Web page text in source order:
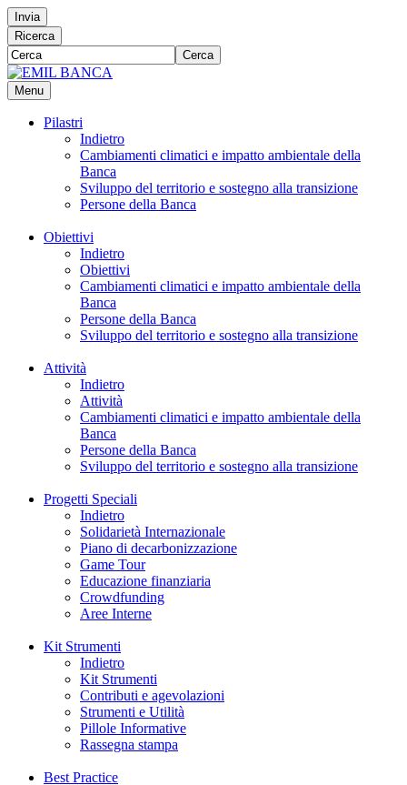
Invia
Ricerca
Cerca
Menu
Pilastri
Indietro
Cambiamenti climatici e impatto ambientale della
Banca
Sviluppo del territorio e sostegno alla transizione
Persone della Banca
Obiettivi
Indietro
Obiettivi
Cambiamenti climatici e impatto ambientale della
Banca
Persone della Banca
Sviluppo del territorio e sostegno alla transizione
Attività
Indietro
Attività
Cambiamenti climatici e impatto ambientale della
Banca
Persone della Banca
Sviluppo del territorio e sostegno alla transizione
Progetti Speciali
Indietro
Solidarietà Internazionale
Piano di decarbonizzazione
Game Tour
Educazione finanziaria
Crowdfunding
Aree Interne
Kit Strumenti
Indietro
Kit Strumenti
Contributi e agevolazioni
Strumenti e Utilità
Pillole Informative
Rassegna stampa
Best Practice